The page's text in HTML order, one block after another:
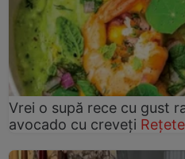
Vrei o supă rece cu gust
avocado cu creveți Rețete